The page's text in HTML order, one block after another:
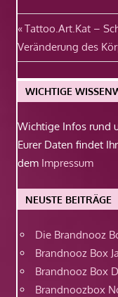
Vorheriger
Beitrag:
Tattoo.Art.Kat –
Veränderung des
WICHTIGE
Wichtige Infos rund
Eurer Daten findet
dem Impressum
NEUSTE BEITRÄGE
Die Brandnooz
Brandnooz Box
Brandnooz Box
Brandnoozbox